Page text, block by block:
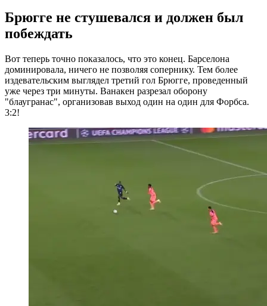
Брюгге не стушевался и должен был
побеждать
Вот теперь точно показалось, что это конец. Барселона
доминировала, ничего не позволяя сопернику. Тем более
издевательским выглядел третий гол Брюгге, проведенный
уже через три минуты. Ванакен разрезал оборону
"блаугранас", организовав выход один на один для Форбса.
3:2!